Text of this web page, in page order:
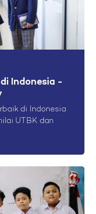
Indonesia -
di Indonesia
UTBK dan